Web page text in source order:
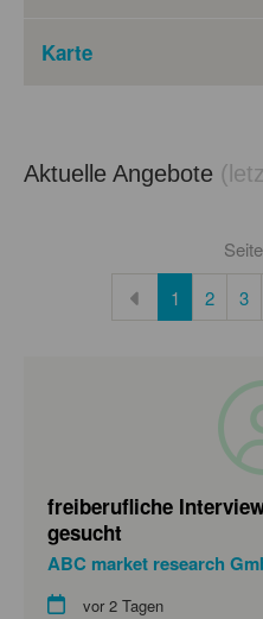
Schlagwortsuche
Geforderte Deutschkenntnisse
Karte
Hier klicken, um
Aktuelle Angebote
Seite
1
2 3
freiberufliche
gesucht
ABC market research
vor 2 Tagen